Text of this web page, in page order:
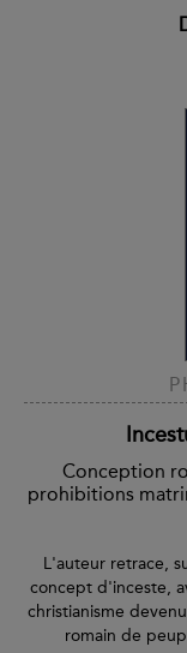
Conception
prohibitions
L'auteur retrace,
concept d'inceste,
christianisme
romain de